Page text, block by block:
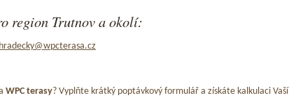
region Trutnov a okolí:
WPC terasy? Vyplňte krátký poptávkový formulář a získáte kalkulaci Vaší